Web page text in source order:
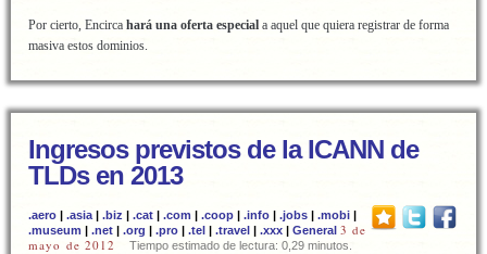
Por cierto, Encirca hará una oferta especial a aquel que quiera registrar de forma
masiva estos dominios.
Ingresos previstos de la ICANN de
TLDs en 2013
.aero | .asia | .biz | .cat | .com | .coop | .info | .jobs | .mobi |
.museum | .net | .org | .pro | .tel | .travel | .xxx | General 3 de
mayo de 2012
Tiempo estimado de lectura: 0,29 minutos.